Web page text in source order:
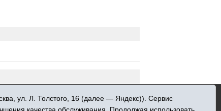
технологий и массовых
ул. Л. Толстого, 16 (далее — Яндекс)). Сервис